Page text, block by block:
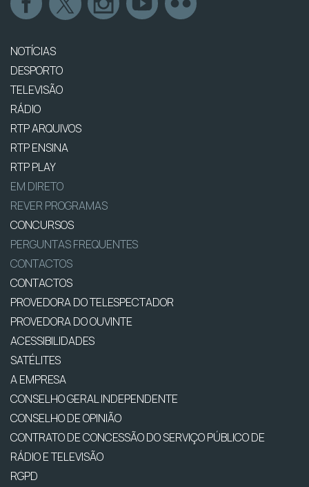
NOTÍCIAS
DESPORTO
TELEVISÃO
RÁDIO
RTP ARQUIVOS
RTP ENSINA
RTP PLAY
EM DIRETO
REVER PROGRAMAS
CONCURSOS
PERGUNTAS FREQUENTES
CONTACTOS
CONTACTOS
PROVEDORA DO TELESPECTADOR
PROVEDORA DO OUVINTE
ACESSIBILIDADES
SATÉLITES
A EMPRESA
CONSELHO GERAL INDEPENDENTE
CONSELHO DE OPINIÃO
CONTRATO DE CONCESSÃO DO SERVIÇO PÚBLICO DE
RÁDIO E TELEVISÃO
RGPD